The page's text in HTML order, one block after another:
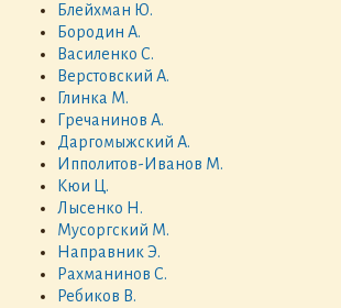
Блейхман Ю.
Бородин А.
Василенко С.
Верстовский А.
Глинка М.
Гречанинов А.
Даргомыжский А.
Ипполитов-Иванов М.
Кюи Ц.
Лысенко Н.
Мусоргский М.
Направник Э.
Рахманинов С.
Ребиков В.